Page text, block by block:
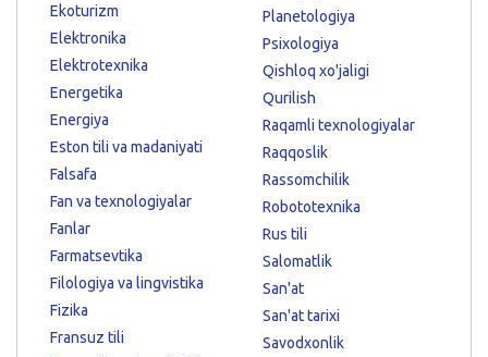
Ekoturizm
Elektronika
Elektrotexnika
Energetika
Energiya
Eston tili va madaniyati
Falsafa
Fan va texnologiyalar
Fanlar
Farmatsevtika
Filologiya va lingvistika
Fizika
Fransuz tili
Planetologiya
Psixologiya
Qishloq xo'jaligi
Qurilish
Raqamli texnologiyalar
Raqqoslik
Rassomchilik
Robototexnika
Rus tili
Salomatlik
San'at
San'at tarixi
Savodxonlik